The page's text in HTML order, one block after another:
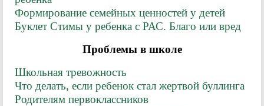
Формирование семейных ценностей у детей
Буклет Стимы у ребенка с РАС. Благо или вред
Проблемы в школе
Школьная тревожность
Что делать, если ребенок стал жертвой буллинга
Родителям первоклассников